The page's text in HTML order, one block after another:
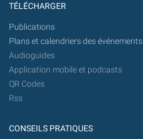
TÉLÉCHARGER
Publications
Plans et calendriers des événements
Audioguides
Application mobile et podcasts
QR Codes
Rss
CONSEILS PRATIQUES